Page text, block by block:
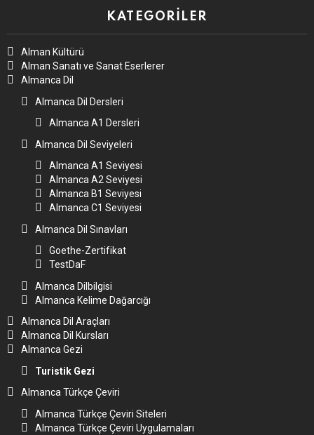
KATEGORILER
Alman Kültürü
Alman Sanatı ve Sanat Eserlerer
Almanca Dil
Almanca Dil Dersleri
Almanca A1 Dersleri
Almanca Dil Seviyeleri
Almanca A1 Seviyesi
Almanca A2 Seviyesi
Almanca B1 Seviyesi
Almanca C1 Seviyesi
Almanca Dil Sınavları
Goethe-Zertifikat
TestDaF
Almanca Dilbilgisi
Almanca Kelime Dağarcığı
Almanca Dil Araçları
Almanca Dil Kursları
Almanca Gezi
Turistik Gezi
Almanca Türkçe Çeviri
Almanca Türkçe Çeviri Siteleri
Almanca Türkçe Çeviri Uygulamaları